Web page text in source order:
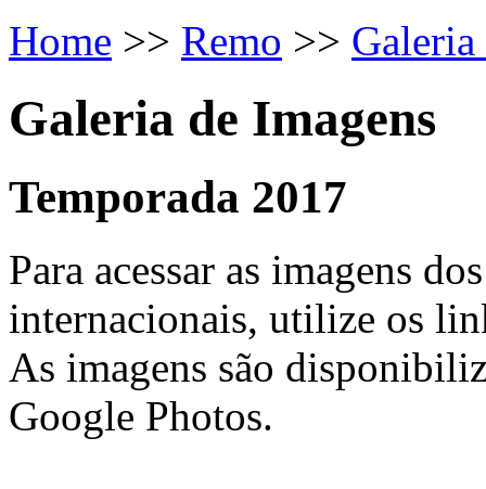
Home >> Remo >> Galeria
Galeria de Imagens
Temporada 2017
Para acessar as imagens
internacionais, utilize os
As imagens são
Google Photos.